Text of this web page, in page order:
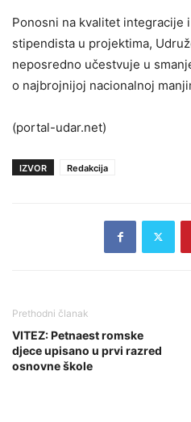
Ponosni na kvalitet integracije
stipendista u projektima,
neposredno učestvuje u
o najbrojnijoj nacionalnoj
(portal-udar.net)
IZVOR Redakcija
Prethodni članak
VITEZ: Petnaest romske
djece upisano u prvi razred
osnovne škole